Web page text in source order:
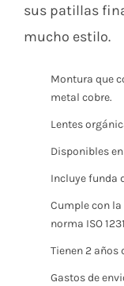
sus patillas
mucho estilo.
Montura que
metal cobre.
Lentes
Disponibles
Incluye funda
Cumple con
norma ISO
Tienen 2 años
Gastos de